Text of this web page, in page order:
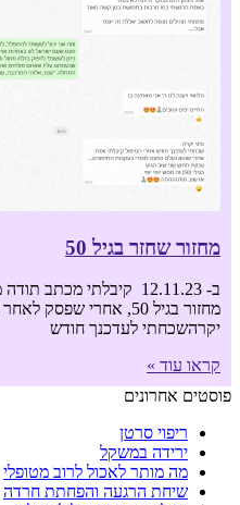
מחזור שחזר בגיל 50
ב- 12.11.23 קיבלתי
מחזור בגיל 50, אחרי
יקרהשכחתי לעדכנך חודש
קראו עוד »
פוסטים אחרונים
ריפוי סרטן
ירידה במשקל
מה מותר לאכול לרוב מטופלי
שיחת הרגעה והפחתת חרדה